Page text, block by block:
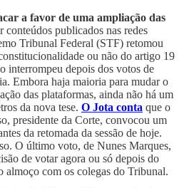
a favor de uma ampliação das
conteúdos publicados nas redes
Tribunal Federal (STF) retomou
ou não do artigo 19
interrompeu depois dos votos de
Embora haja maioria para mudar o
das plataformas, ainda não há um
da nova tese. O Jota conta que o
presidente da Corte, convocou um
da retomada da sessão de hoje.
O último voto, de Nunes Marques,
de votar agora ou só depois do
almoço com os colegas do Tribunal.